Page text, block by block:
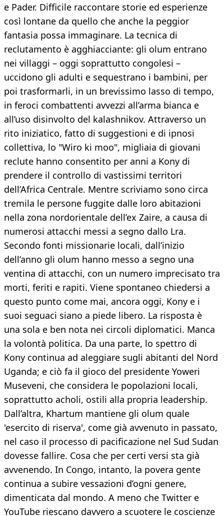
e Pader. Difficile raccontare storie ed esperienze
così lontane da quello che anche la peggior
fantasia possa immaginare. La tecnica di
reclutamento è agghiacciante: gli olum entrano
nei villaggi – oggi soprattutto congolesi –
uccidono gli adulti e sequestrano i bambini, per
poi trasformarli, in un brevissimo lasso di tempo,
in feroci combattenti avvezzi all’arma bianca e
all’uso disinvolto del kalashnikov. Attraverso un
rito iniziatico, fatto di suggestioni e di ipnosi
collettiva, lo "Wiro ki moo", migliaia di giovani
reclute hanno consentito per anni a Kony di
prendere il controllo di vastissimi territori
dell’Africa Centrale. Mentre scriviamo sono circa
tremila le persone fuggite dalle loro abitazioni
nella zona nordorientale dell’ex Zaire, a causa di
numerosi attacchi messi a segno dallo Lra.
Secondo fonti missionarie locali, dall’inizio
dell’anno gli olum hanno messo a segno una
ventina di attacchi, con un numero imprecisato tra
morti, feriti e rapiti. Viene spontaneo chiedersi a
questo punto come mai, ancora oggi, Kony e i
suoi seguaci siano a piede libero. La risposta è
una sola e ben nota nei circoli diplomatici. Manca
la volontà politica. Da una parte, lo spettro di
Kony continua ad aleggiare sugli abitanti del Nord
Uganda; e ciò fa il gioco del presidente Yoweri
Museveni, che considera le popolazioni locali,
soprattutto acholi, ostili alla propria leadership.
Dall’altra, Khartum mantiene gli olum quale
'esercito di riserva', come già avvenuto in passato,
nel caso il processo di pacificazione nel Sud Sudan
dovesse fallire. Cosa che per certi versi sta già
avvenendo. In Congo, intanto, la povera gente
continua a subire vessazioni d’ogni genere,
dimenticata dal mondo. A meno che Twitter e
YouTube riescano davvero a scuotere le coscienze